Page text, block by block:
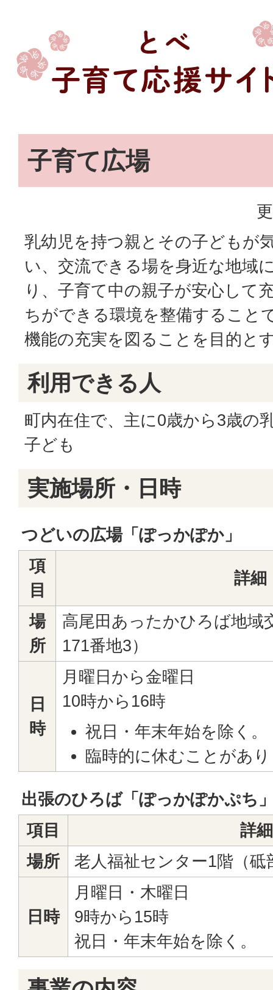
子育て広場
乳幼児を持つ親とその子どもが
い、交流できる場を身近な地域
り、子育て中の親子が安心して
ちができる環境を整備すること
機能の充実を図ることを目的と
利用できる人
町内在住で、主に0歳から3歳の
子ども
実施場所・日時
つどいの広場「ぽっかぽか」
項
目
詳細
場
所
高尾田あったかひろば地域
171番地3）
日
時
月曜日から金曜日
10時から16時
祝日・年末年始を除く。
臨時的に休むことがあ
出張のひろば「ぽっかぽかぷち
項目
詳細
場所
老人福祉センター1階（砥
日時
月曜日・木曜日
9時から15時
祝日・年末年始を除く。